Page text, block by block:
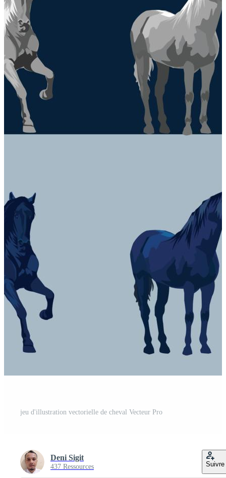
jeu d'illustration vectorielle de cheval Vecteur Pro
Deni Sigit
437 Ressources Suivre